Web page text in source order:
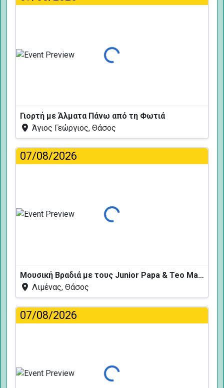
Φόρτωση...
Γιορτή με Άλματα Πάνω από τη Φωτιά
Άγιος Γεώργιος, Θάσος
07/08/2026
Φόρτωση...
Μουσική Βραδιά με τους Junior Papa & Teo Mavropoulos
Λιμένας, Θάσος
07/08/2026
Φόρτωση...